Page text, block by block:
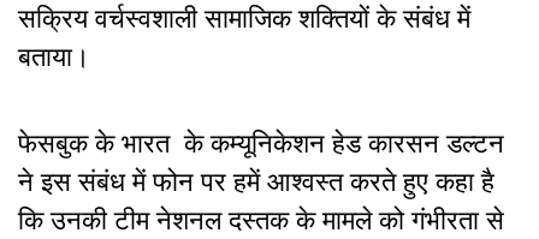
सक्रिय वर्चस्वशाली सामाजिक शक्तियों के संबंध में
बताया।
फेसबुक के भारत के कम्यूनिकेशन हेड कारसन डल्टन
ने इस संबंध में फोन पर हमें आश्वस्त करते हुए कहा है
कि उनकी टीम नेशनल दस्तक के मामले को गंभीरता से